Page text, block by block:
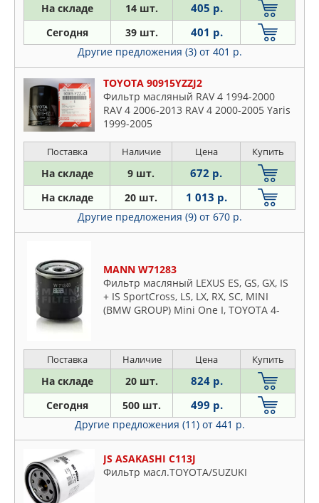
На складе 14 шт. 405 р.
Сегодня 39 шт. 401 р.
Другие предложения (3) от 401 р.
TOYOTA 90915YZZJ2
Фильтр масляный RAV 4 1994-2000
RAV 4 2006-2013 RAV 4 2000-2005 Yaris
1999-2005
Поставка Наличие Цена Купить
На складе 9 шт. 672 р.
На складе 20 шт. 1 013 р.
Другие предложения (9) от 670 р.
MANN W71283
Фильтр масляный LEXUS ES, GS, GX, IS
+ IS SportCross, LS, LX, RX, SC, MINI
(BMW GROUP) Mini One I, TOYOTA 4-
Поставка Наличие Цена Купить
На складе 20 шт. 824 р.
Сегодня 500 шт. 499 р.
Другие предложения (11) от 441 р.
JS ASAKASHI C113J
Фильтр масл.TOYOTA/SUZUKI